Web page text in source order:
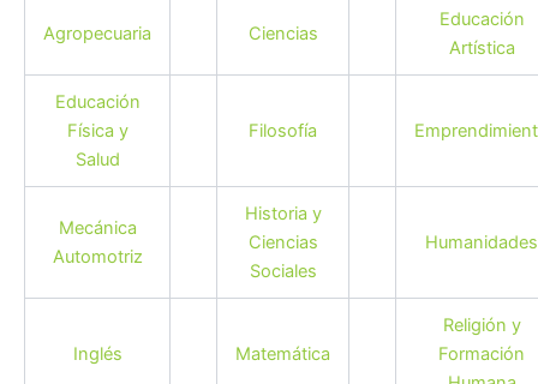
Agropecuaria Ciencias
Educación
Artística
Educación
Física y
Salud
Filosofía
Mecánica
Automotriz
Historia y
Ciencias
Sociales
Humanidades
Inglés Matemática
Religión y
Formación